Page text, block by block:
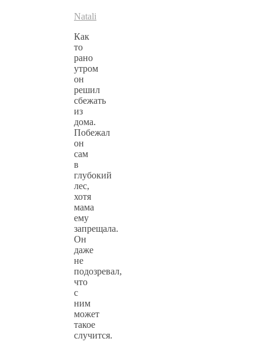
Natali
Как
то
рано
утром
он
решил
сбежать
из
дома.
Побежал
он
сам
в
глубокий
лес,
хотя
мама
ему
запрещала.
Он
даже
не
подозревал,
что
с
ним
может
такое
случится.